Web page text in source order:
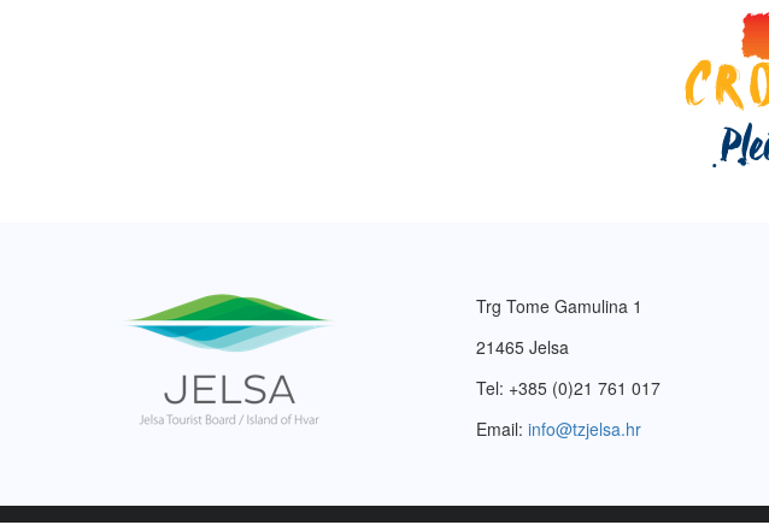
Trg Tome Gamulina 1
21465 Jelsa
Tel: +385 (0)21 761 017
Email: info@tzjelsa.hr